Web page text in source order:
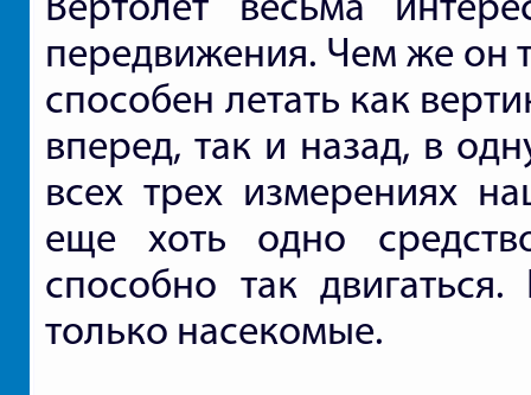
передвижения. Чем же он
способен летать как
вперед, так и назад, в
всех трех измерениях
еще хоть одно
способно так
только насекомые.